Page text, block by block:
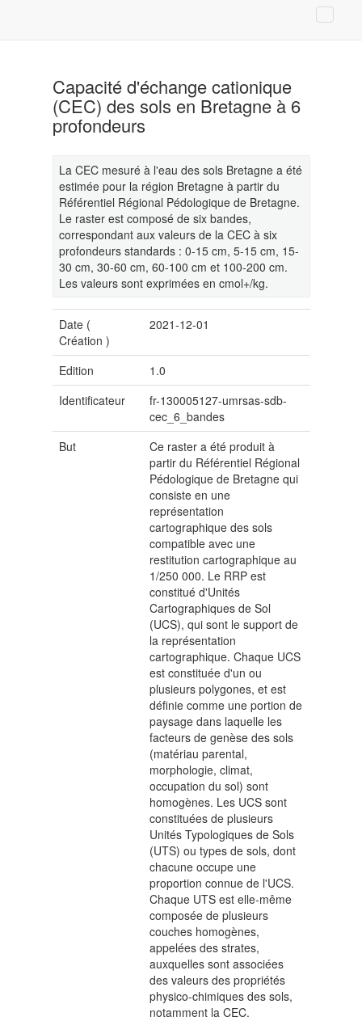
Capacité d'échange cationique
(CEC) des sols en Bretagne à 6
profondeurs
La CEC mesuré à l'eau des sols Bretagne a été
estimée pour la région Bretagne à partir du
Référentiel Régional Pédologique de Bretagne.
Le raster est composé de six bandes,
correspondant aux valeurs de la CEC à six
profondeurs standards : 0-15 cm, 5-15 cm, 15-
30 cm, 30-60 cm, 60-100 cm et 100-200 cm.
Les valeurs sont exprimées en cmol+/kg.
Date (
Création )
2021-12-01
Edition
1.0
Identificateur
fr-130005127-umrsas-sdb-
cec_6_bandes
But
Ce raster a été produit à
partir du Référentiel Régional
Pédologique de Bretagne qui
consiste en une
représentation
cartographique des sols
compatible avec une
restitution cartographique au
1/250 000. Le RRP est
constitué d'Unités
Cartographiques de Sol
(UCS), qui sont le support de
la représentation
cartographique. Chaque UCS
est constituée d'un ou
plusieurs polygones, et est
définie comme une portion de
paysage dans laquelle les
facteurs de genèse des sols
(matériau parental,
morphologie, climat,
occupation du sol) sont
homogènes. Les UCS sont
constituées de plusieurs
Unités Typologiques de Sols
(UTS) ou types de sols, dont
chacune occupe une
proportion connue de l'UCS.
Chaque UTS est elle-même
composée de plusieurs
couches homogènes,
appelées des strates,
auxquelles sont associées
des valeurs des propriétés
physico-chimiques des sols,
notamment la CEC.